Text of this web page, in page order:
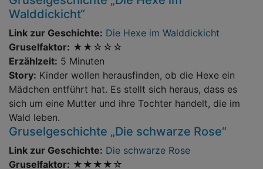
Walddickicht“
Link zur Geschichte: Die Hexe im Walddickicht
Gruselfaktor: ★★☆☆☆
Erzählzeit: 5 Minuten
Story: Kinder wollen herausfinden, ob die Hexe ein
Mädchen entführt hat. Es stellt sich heraus, dass es
sich um eine Mutter und ihre Tochter handelt, die im
Wald leben.
Gruselgeschichte „Die schwarze Rose“
Link zur Geschichte: Die schwarze Rose
Gruselfaktor: ★★★★☆